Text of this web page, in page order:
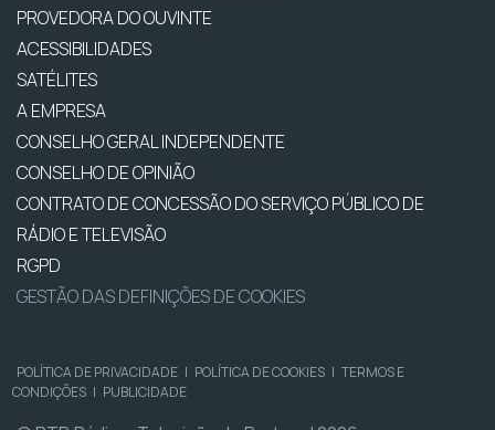
PROVEDORA DO OUVINTE
ACESSIBILIDADES
SATÉLITES
A EMPRESA
CONSELHO GERAL INDEPENDENTE
CONSELHO DE OPINIÃO
CONTRATO DE CONCESSÃO DO SERVIÇO PÚBLICO DE
RÁDIO E TELEVISÃO
RGPD
GESTÃO DAS DEFINIÇÕES DE COOKIES
POLÍTICA DE PRIVACIDADE | POLÍTICA DE COOKIES | TERMOS E
CONDIÇÕES | PUBLICIDADE